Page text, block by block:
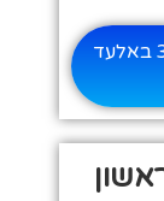
המידע על גן ילדים 02 -רשבי 32 באלעד